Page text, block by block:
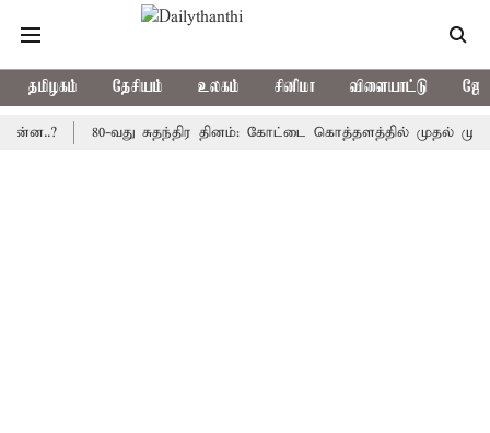
தமிழகம் தேசியம் உலகம் சினிமா விளையாட்டு
80-வது சுதந்திர தினம்: கோட்டை கொத்தளத்தில் முதல் முறையாக